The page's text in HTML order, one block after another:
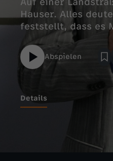
Hauser. Alles
feststellt, dass es
Abspielen
Details